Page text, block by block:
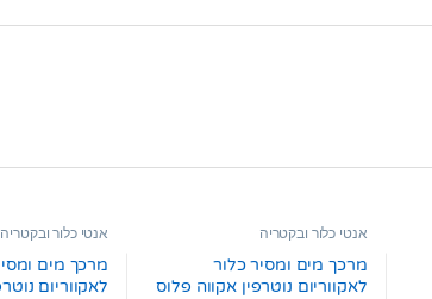
אנטי כלור ובקטריה
מרכך מים ומסיר כלור
לאקווריום נוטרפין אקווה פלוס
אנטי כלור ובקטריה
מרכך מים
לאקווריום